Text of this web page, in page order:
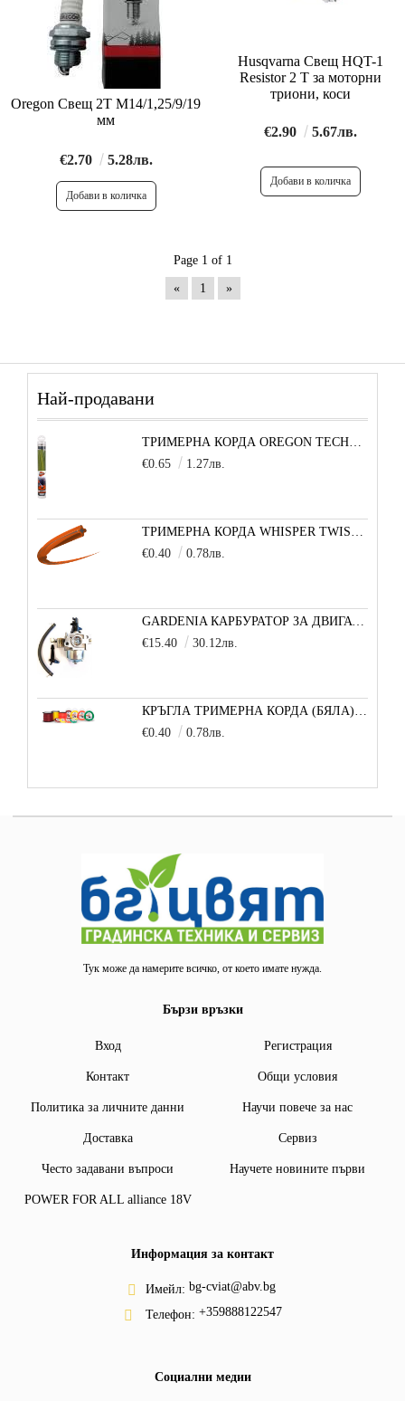
Oregon Свещ 2Т М14/1,25/9/19
мм
€2.70 5.28лв.
Husqvarna Свещ HQT-1
Resistor 2 Т за моторни
триони, коси
€2.90 5.67лв.
Page 1 of 1
« 1 »
Най-продавани
ТРИМЕРНА КОРДА OREGON TECHNI-BLADE 6,0 ММ Х 26 СМ - 1 БРОЙ
€0.65
1.27лв.
ТРИМЕРНА КОРДА WHISPER TWIST (УСУКАН КВАДРАТ) 3,0 ММ 1 М
€0.40
0.78лв.
GARDENIA КАРБУРАТОР ЗА ДВИГАТЕЛ 5,5/6,5 К.С.
€15.40
30.12лв.
КРЪГЛА ТРИМЕРНА КОРДА (БЯЛА) 3,3 ММ 1 М
€0.40
0.78лв.
Тук може да намерите всичко, от което имате нужда.
Бързи връзки
Вход Регистрация
Контакт Общи условия
Политика за личните данни Научи повече за нас
Доставка Сервиз
Често задавани въпроси Научете новините първи
POWER FOR ALL alliance 18V
Информация за контакт
Имейл: bg-cviat@abv.bg
Телефон: +359888122547
Социални медии